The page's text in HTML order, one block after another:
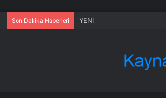
Son Dakika Haberleri YENİ Parti’de PM, YDK ve